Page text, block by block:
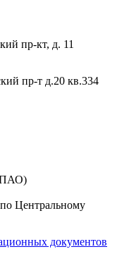
пр-кт, д. 11
пр-т д.20 кв.334
Центральному
документов